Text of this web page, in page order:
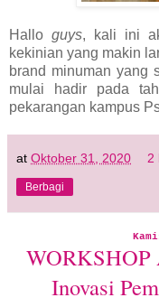
Hallo guys, kali ini
kekinian yang makin
brand minuman yang
mulai hadir pada
pekarangan kampus
at Oktober 31, 2020 2
Berbagi
Inovasi